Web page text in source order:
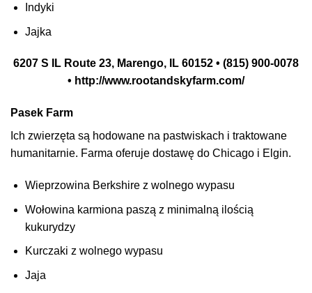
Indyki
Jajka
6207 S IL Route 23, Marengo, IL 60152 • (815) 900-0078
• http://www.rootandskyfarm.com/
Pasek Farm
Ich zwierzęta są hodowane na pastwiskach i traktowane
humanitarnie. Farma oferuje dostawę do Chicago i Elgin.
Wieprzowina Berkshire z wolnego wypasu
Wołowina karmiona paszą z minimalną ilością
kukurydzy
Kurczaki z wolnego wypasu
Jaja